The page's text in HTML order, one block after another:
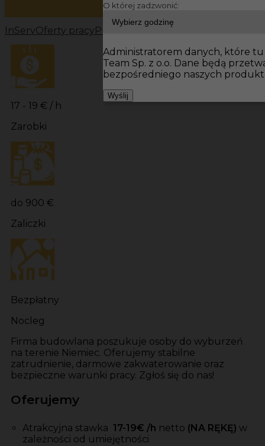
InServOferty pracy Pracownicy fizyczni Hohenlimburg
17 - 19 € / h
Zarobki
do 900 €
Zaliczki
Bezpłatny
Nocleg
Firma budowlana poszukuje osoby do wyburzeń
na terenie Niemiec. Oferujemy stabilne
zatrudnienie, darmowe zakwaterowanie oraz
bezpieczne warunki pracy. Zgłoś się do nas!
Oferujemy
Atrakcyjna stawka 17-19€ /h netto (NA RĘKĘ) w
zależności od umiejętności
O której zadzwonić:
Administratorem danych, które tu
Team Sp. z o.o. Dane będą
bezpośredniego naszych
Wyślij